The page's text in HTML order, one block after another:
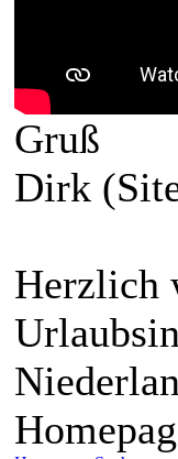
Gruß
Dirk
Herzlich